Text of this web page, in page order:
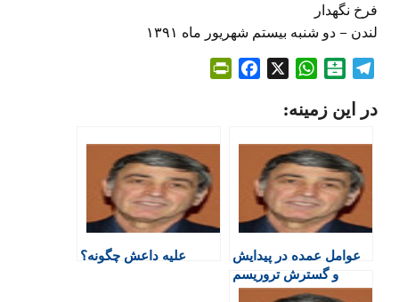
فرخ نگهدار
لندن – دو شنبه بیستم شهریور ماه ۱۳۹۱
l
g
r
a
m
t
a
r
i
n
W
a
s
A
p
p
F
r
e
در این زمینه:
عوامل عمده در پیدایش
و گسترش تروریسم
کدام‌اند؟
علیه داعش چگونه؟